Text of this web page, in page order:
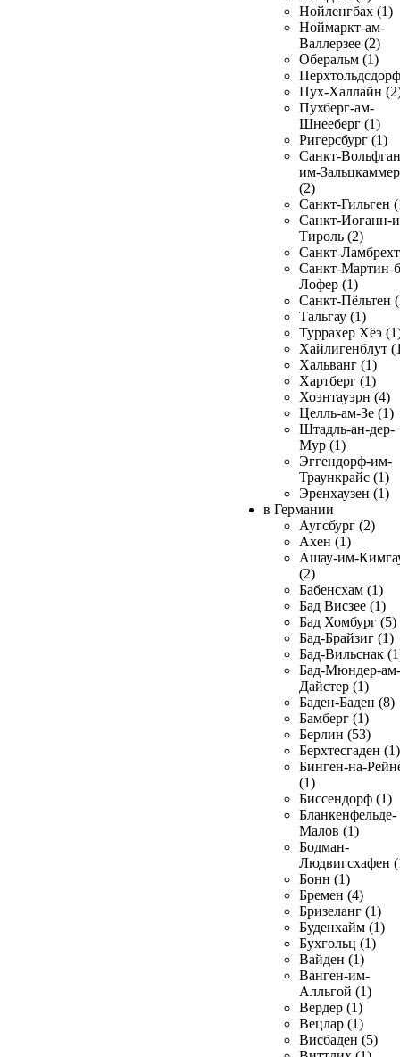
Нойленгбах (1)
Ноймаркт-ам-
Валлерзее (2)
Оберальм (1)
Пух-Халлайн
Пухберг-ам-
Шнееберг (1)
Ригерсбург (1)
Санкт-
им-
(2)
Санкт-Гильген
Санкт-Иоганн-
Тироль (2)
Санкт-
Санкт-Мартин-
Лофер (1)
Санкт-Пёльтен
Тальгау (1)
Туррахер Хёэ
Хайлигенблут
Хальванг (1)
Хартберг (1)
Хоэнтауэрн (4)
Целль-ам-Зе (1)
Штадль-ан-дер-
Мур (1)
Эггендорф-им-
Траункрайс (1)
Эренхаузен (1)
в Германии
Аугсбург (2)
Ахен (1)
Ашау-им-
(2)
Бабенсхам (1)
Бад Висзее (1)
Бад Хомбург (5)
Бад-Брайзиг (1)
Бад-Вильснак
Бад-Мюндер-ам-
Дайстер (1)
Баден-Баден (8)
Бамберг (1)
Берлин (53)
Берхтесгаден (1)
Бинген-на-
(1)
Биссендорф (1)
Бланкенфельде-
Малов (1)
Бодман-
Людвигсхафен
Бонн (1)
Бремен (4)
Бризеланг (1)
Буденхайм (1)
Бухгольц (1)
Вайден (1)
Ванген-им-
Алльгой (1)
Вердер (1)
Вецлар (1)
Висбаден (5)